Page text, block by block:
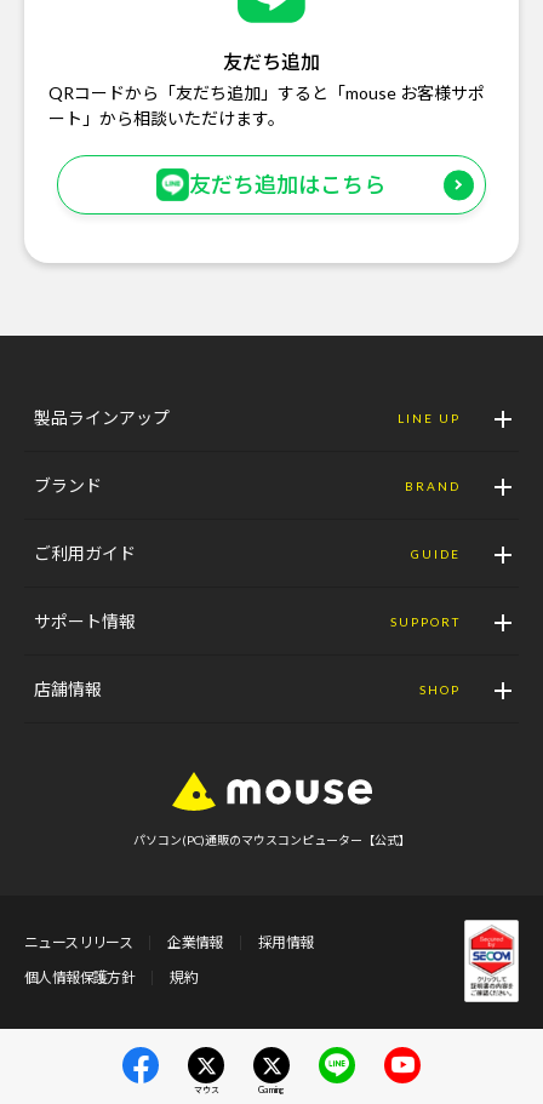
友だち追加
QRコードから「友だち追加」すると「mouse お客様サポ
ート」から相談いただけます。
友だち追加はこちら
製品ラインアップ LINE UP
ブランド BRAND
ご利用ガイド GUIDE
サポート情報 SUPPORT
店舗情報 SHOP
パソコン(PC)通販のマウスコンピューター【公式】
ニュースリリース 企業情報
採用情報
個人情報保護方針
規約
マウス Gaming